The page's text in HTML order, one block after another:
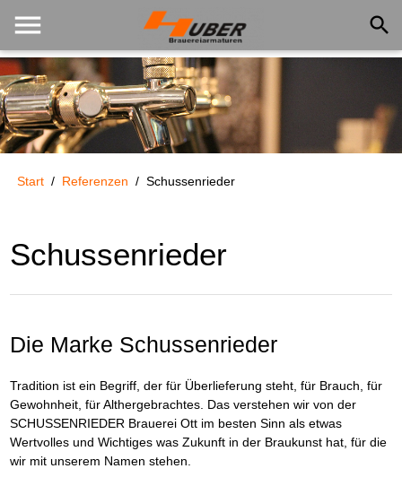
search
menu
Start / Referenzen / Schussenrieder
Schussenrieder
Die Marke Schussenrieder
Tradition ist ein Begriff, der für Überlieferung steht, für Brauch, für
Gewohnheit, für Althergebrachtes. Das verstehen wir von der
SCHUSSENRIEDER Brauerei Ott im besten Sinn als etwas
Wertvolles und Wichtiges was Zukunft in der Braukunst hat, für die
wir mit unserem Namen stehen.